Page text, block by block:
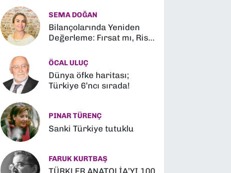
SEMA DOĞAN
Bilançolarında Yeniden
Değerleme: Fırsat mı, Risk
ÖCAL ULUÇ
Dünya öfke haritası;
Türkiye 6’ncı sırada!
PINAR TÜRENÇ
Sanki Türkiye tutuklu
FARUK KURTBAŞ